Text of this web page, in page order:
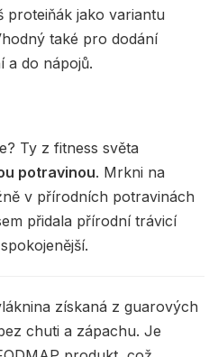
proteiňák jako variantu
také pro dodání
a do nápojů.
Ty z fitness světa
potravinou. Mrkni na
v přírodních potravinách
přidala přírodní trávicí
získaná z guarových
chuti a zápachu. Je